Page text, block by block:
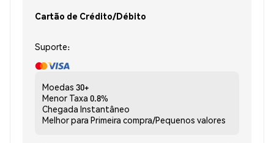
Cartão de Crédito/Débito
Suporte:
Moedas 30+
Menor Taxa 0.8%
Chegada Instantâneo
Melhor para Primeira compra/Pequenos valores